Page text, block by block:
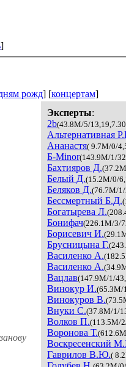
]
рожд] [концертам]
Эксперты:
2b(43.8M/5/
Альтернативная
Ананастя( 9.7M/0/
Б-Minor(143.9M/1/
Бахтияров Д.
Белый Д.(15.2M/0/
Беляков Д.(76.7M/
Бессмертный Б.Д.
Богатырева Л.
Бонифач(226.1M/3/
Борисевич И.
Брусницына Г.
Василенко А.
Василенко А.
Вацлав(147.9M/1/
Винокур И.(65.3M/
Винокуров В.
Внуки С.(37.8M/1/
Волков П.(113.5M/
Воронова Т.
Воскресенский
Гаврилов В.Ю.(